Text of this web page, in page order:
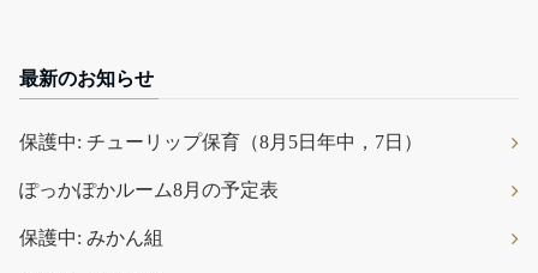
最新のお知らせ
保護中: チューリップ保育（8月5日年中，7日）
ぽっかぽかルーム8月の予定表
保護中: みかん組